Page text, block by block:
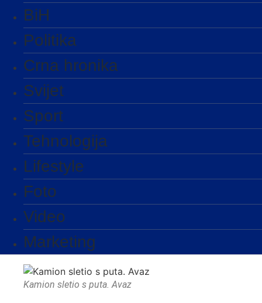
BiH
Politika
Crna hronika
Svijet
Sport
Tehnologija
Lifestyle
Foto
Video
Marketing
Kamion sletio s puta. Avaz